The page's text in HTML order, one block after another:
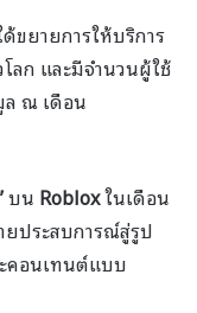
ยายการให้บริการ
ลก และมีจำนวนผู้ใช้
ณ เดือน
บน Robloxในเดือน
ยประสบการณ์สู่รูป
คอนเทนต์แบบ